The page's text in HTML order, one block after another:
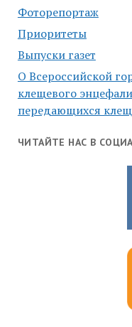
Фоторепортаж
Приоритеты
Выпуски газет
О Всероссийской
клещевого
передающихся
ЧИТАЙТЕ НАС В